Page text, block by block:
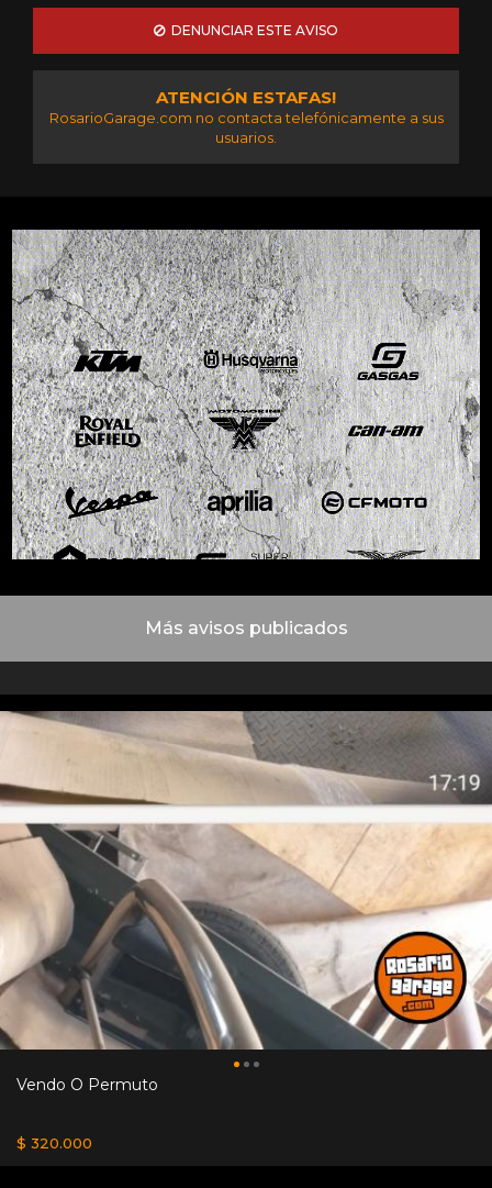
DENUNCIAR ESTE AVISO
ATENCIÓN ESTAFAS!
RosarioGarage.com no contacta telefónicamente a sus
usuarios.
Más avisos publicados
Vendo O Permuto
$ 320.000